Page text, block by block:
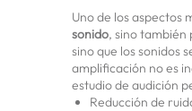
Uno de los aspectos
sonido, sino también
sino que los sonidos
amplificación no es
estudio de audición
Reducción de